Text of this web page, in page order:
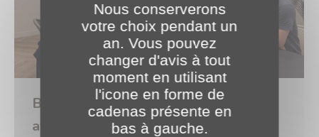
Bâtir des liens solides et durables
avec nos clients 🤝
Nous conserverons
votre choix pendant un
an. Vous pouvez
changer d'avis à tout
moment en utilisant
l'icone en forme de
cadenas présente en
bas à gauche.